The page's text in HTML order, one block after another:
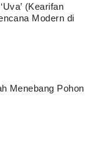
(Kearifan
Modern di
Menebang Pohon